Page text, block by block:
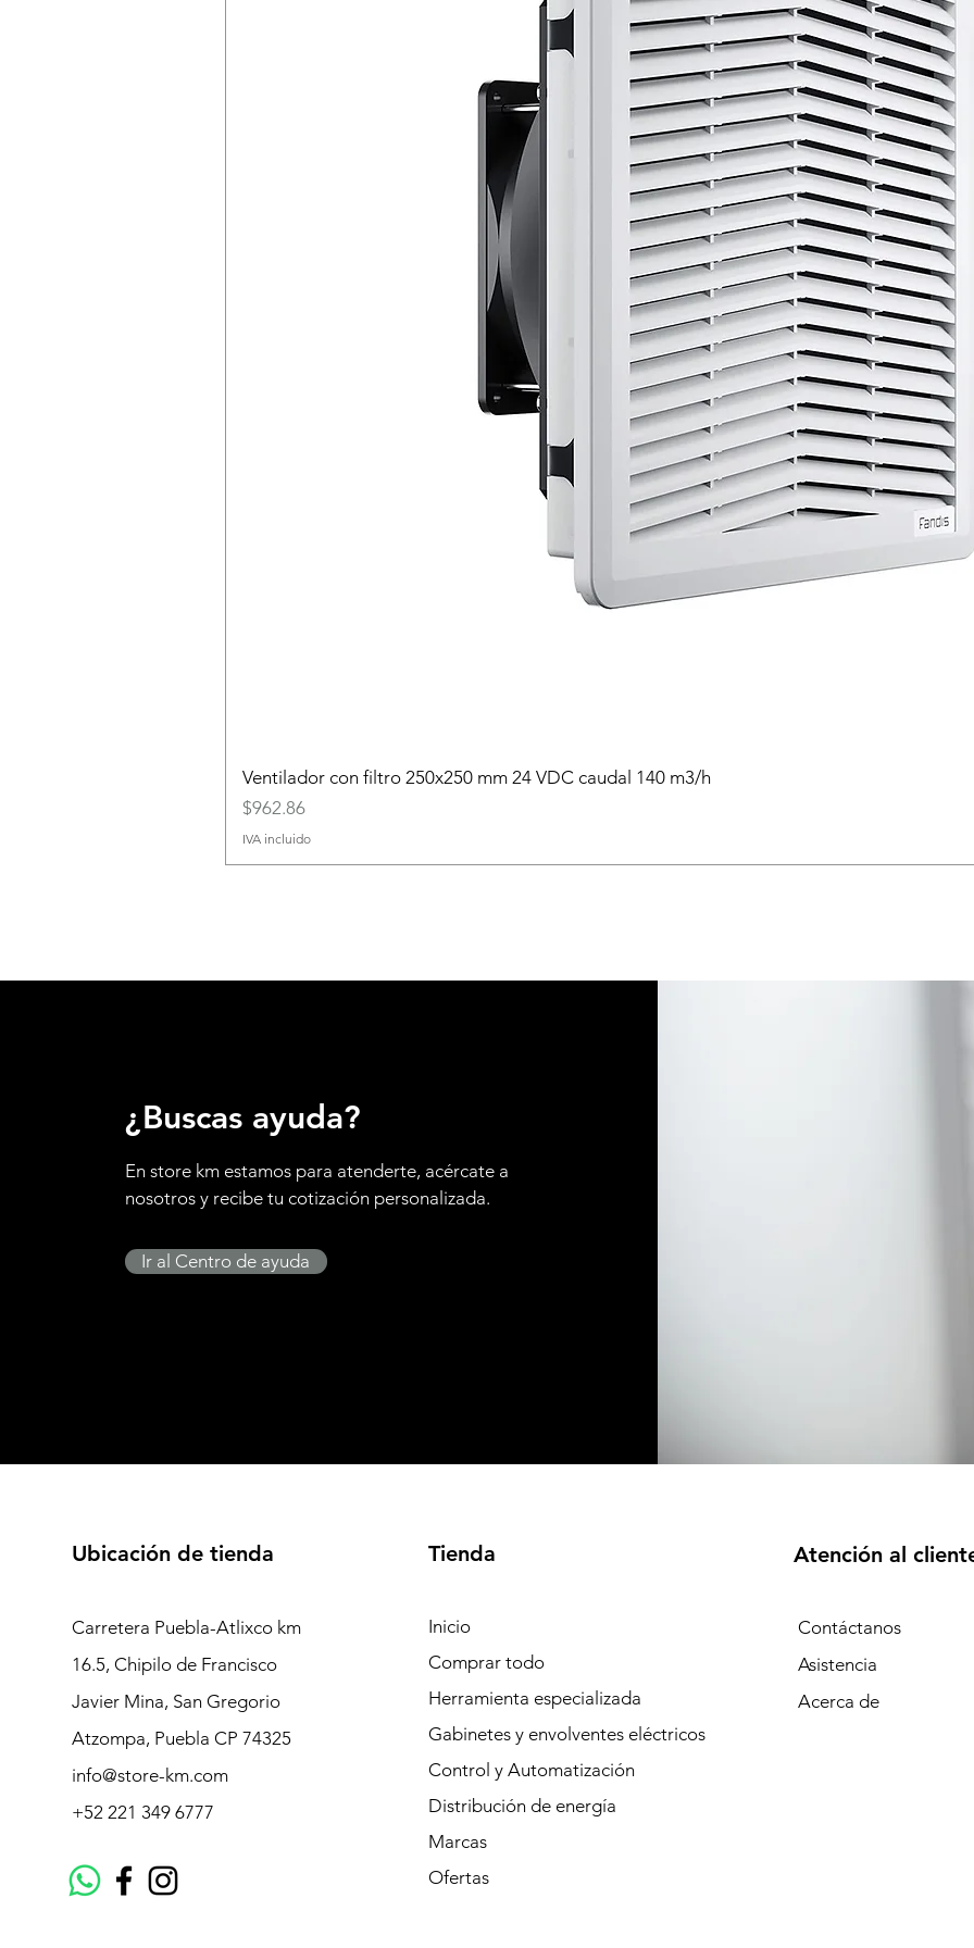
Ventilador con filtro 250x250 mm 24 VDC caudal 140 m3/h
Precio
$962.86
IVA incluido
¿Buscas ayuda?
En store km estamos para atenderte, acércate a
nosotros y recibe tu cotización personalizada.
Ir al Centro de ayuda
Ubicación de tienda
Carretera Puebla-Atlixco km
16.5, Chipilo de Francisco
Javier Mina, San Gregorio
Atzompa, Puebla CP 74325
info@store-km.com
+52 221 349 6777
Tienda
Inicio
Comprar todo
Herramienta especializada
Gabinetes y envolventes eléctricos
Control y Automatización
Distribución de energía
Marcas
Ofertas
Atención al
Contáctanos
Asistencia
Acerca de